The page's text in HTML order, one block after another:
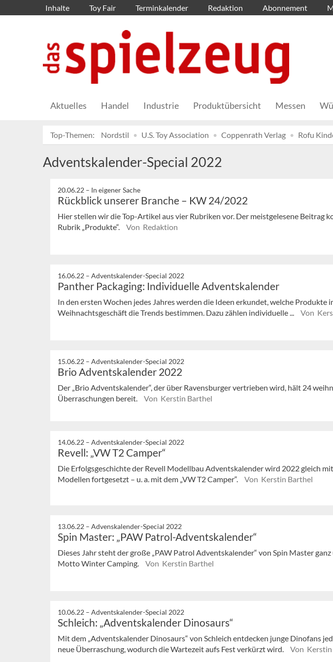
Inhalte Toy Fair Terminkalender Redaktion Abonnement
Aktuelles Handel Industrie Produktübersicht Messen
Top-Themen: Nordstil U.S. Toy Association Coppenrath Verlag Rofu
Adventskalender-Special 2022
20.06.22 – In eigener Sache
Rückblick unserer Branche – KW 24/2022
Hier stellen wir die Top-Artikel aus vier Rubriken vor. Der meistgelesene Beitrag
Rubrik „Produkte“.
Von Redaktion
16.06.22 – Adventskalender-Special 2022
Panther Packaging: Individuelle Adventskalender
In den ersten Wochen jedes Jahres werden die Ideen erkundet, welche Produkte
Weihnachtsgeschäft die Trends bestimmen. Dazu zählen individuelle ...
Von
15.06.22 – Adventskalender-Special 2022
Brio Adventskalender 2022
Der „Brio Adventskalender“, der über Ravensburger vertrieben wird, hält 24
Überraschungen bereit.
Von Kerstin Barthel
14.06.22 – Adventskalender-Special 2022
Revell: „VW T2 Camper“
Die Erfolgsgeschichte der Revell Modellbau Adventskalender wird 2022 gleich
Modellen fortgesetzt – u. a. mit dem „VW T2 Camper“.
Von Kerstin Barthel
13.06.22 – Advenskalender-Special 2022
Spin Master: „PAW Patrol-Adventskalender“
Dieses Jahr steht der große „PAW Patrol Adventskalender“ von Spin Master
Motto Winter Camping.
Von Kerstin Barthel
10.06.22 – Adventskalender-Special 2022
Schleich: „Adventskalender Dinosaurs“
Mit dem „Adventskalender Dinosaurs“ von Schleich entdecken junge Dinofans
neue Überraschung, wodurch die Wartezeit aufs Fest verkürzt wird.
Von Kerstin